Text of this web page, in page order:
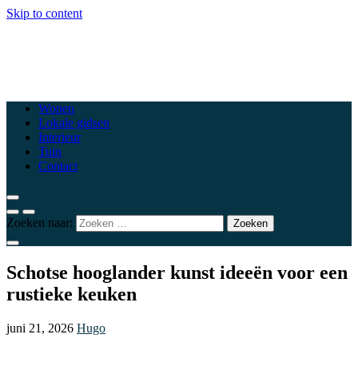
Skip to content
Wonen
Lokale gidsen
Interieur
Tuin
Contact
Zoeken naar:
Schotse hooglander kunst ideeën voor een
rustieke keuken
juni 21, 2026 Hugo